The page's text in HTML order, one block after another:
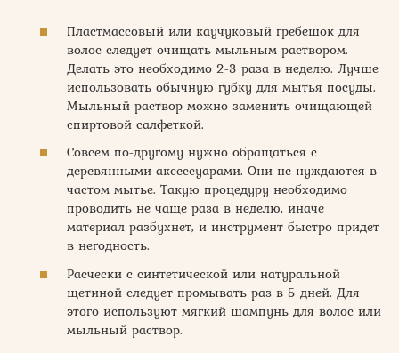
Пластмассовый или каучуковый гребешок для
волос следует очищать мыльным раствором.
Делать это необходимо 2-3 раза в неделю. Лучше
использовать обычную губку для мытья посуды.
Мыльный раствор можно заменить очищающей
спиртовой салфеткой.
Совсем по-другому нужно обращаться с
деревянными аксессуарами. Они не нуждаются в
частом мытье. Такую процедуру необходимо
проводить не чаще раза в неделю, иначе
материал разбухнет, и инструмент быстро придет
в негодность.
Расчески с синтетической или натуральной
щетиной следует промывать раз в 5 дней. Для
этого используют мягкий шампунь для волос или
мыльный раствор.